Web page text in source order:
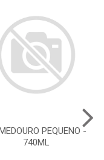
PEQUENO -
740ML